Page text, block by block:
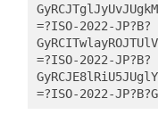
=?ISO-2022-JP?B?
=?ISO-2022-JP?B?